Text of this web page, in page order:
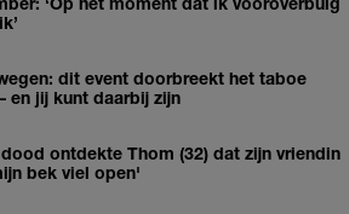
dit event doorbreekt het taboe
en jij kunt daarbij zijn
ontdekte Thom (32) dat zijn vriendin
bek viel open'